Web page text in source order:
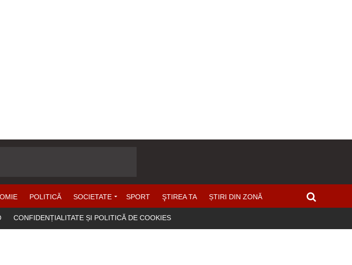
POLITICĂ SOCIETATE SPORT ŞTIREA TA ȘTIRI DIN ZONĂ
CONFIDENȚIALITATE ȘI POLITICĂ DE COOKIES